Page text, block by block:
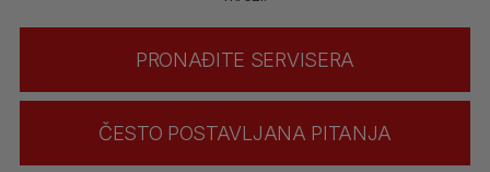
PRONAĐITE SERVISERA
ČESTO POSTAVLJANA PITANJA